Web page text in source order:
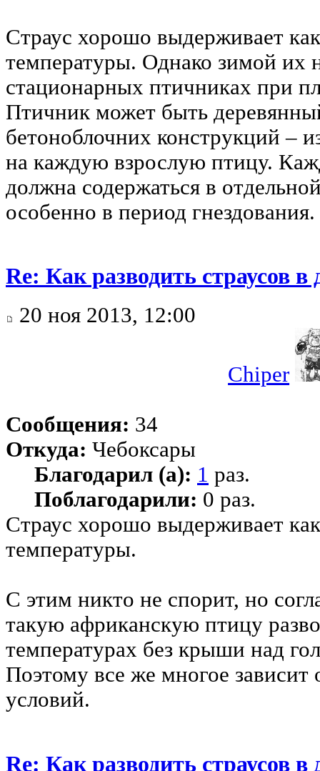
Страус хорошо выдерживает
температуры. Однако зимой их
стационарных птичниках при
Птичник может быть
бетоноблочних конструкций –
на каждую взрослую птицу.
должна содержаться в
особенно в период гнездования.
Re: Как разводить страусов
20 ноя 2013, 12:00
Chiper
Сообщения: 34
Откуда: Чебоксары
Благодарил (а): 1 раз.
Поблагодарили: 0 раз.
Страус хорошо выдерживает
температуры.
С этим никто не спорит, но
такую африканскую птицу
температурах без крыши над
Поэтому все же многое зависит
условий.
Re: Как разводить страусов